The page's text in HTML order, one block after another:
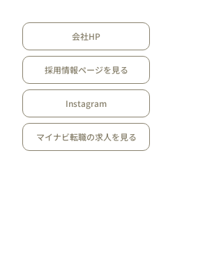
会社HP
採用情報ページを見る
Instagram
マイナビ転職の求人を見る